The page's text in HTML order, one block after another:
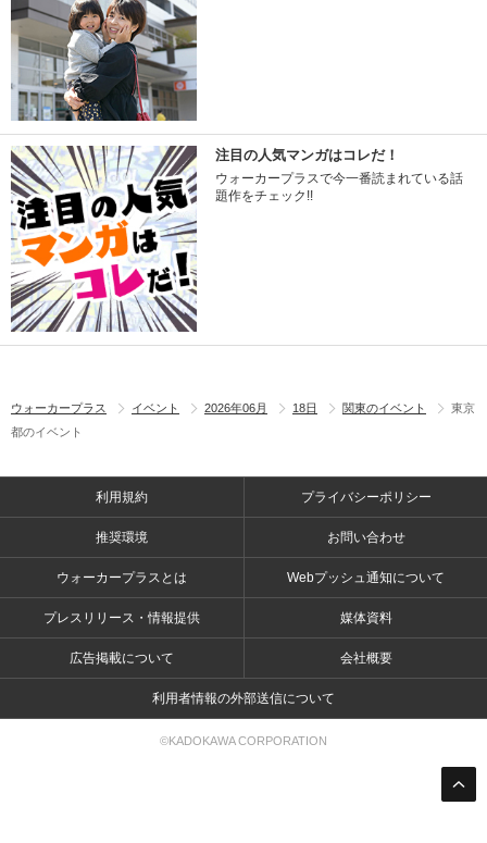
注目の人気マンガはコレだ！
ウォーカープラスで今一番読まれている話
題作をチェック!!
ウォーカープラス イベント 2026年06月 18日 関東のイベント
東京
都のイベント
利用規約 プライバシーポリシー
推奨環境 お問い合わせ
ウォーカープラスとは Webプッシュ通知について
プレスリリース・情報提供 媒体資料
広告掲載について 会社概要
利用者情報の外部送信について
©KADOKAWA CORPORATION